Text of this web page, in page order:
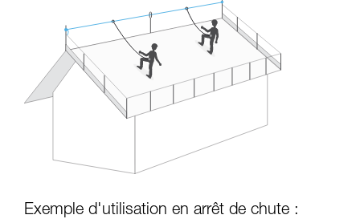
Exemple d'utilisation en arrêt de chute :